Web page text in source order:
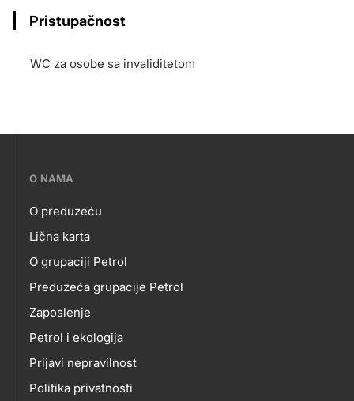
Pristupačnost
WC za osobe sa invaliditetom
???
skupno.footer-
title???
O NAMA
O
NAMA
O preduzeću
Lična karta
O grupaciji Petrol
Preduzeća grupacije Petrol
Zaposlenje
Petrol i ekologija
Prijavi nepravilnost
Politika privatnosti